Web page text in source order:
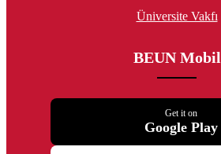
Üniversite Vakfı
BEUN Mobil
Get it on
Google Play